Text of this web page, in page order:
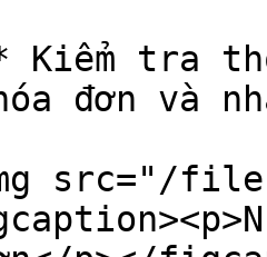
Kiểm tra
đơn và
src="/files/